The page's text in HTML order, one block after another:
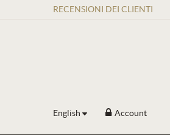
RECENSIONI DEI CLIENTI
English Account